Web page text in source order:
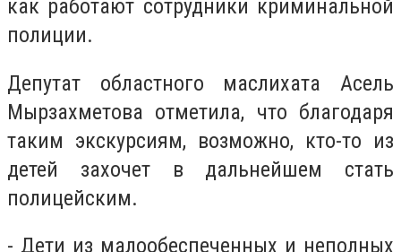
как работают сотрудники криминальной
полиции.
Депутат областного маслихата Асель
Мырзахметова отметила, что благодаря
таким экскурсиям, возможно, кто-то из
детей захочет в дальнейшем стать
полицейским.
- Дети из малообеспеченных и неполных